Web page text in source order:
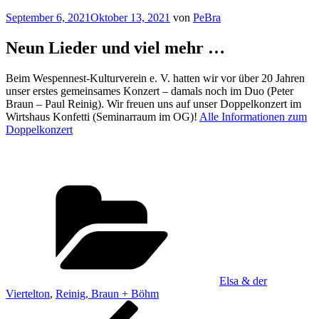
Veröffentlicht
September 6, 2021Oktober 13, 2021 von PeBra
Neun Lieder und viel mehr …
Beim Wespennest-Kulturverein e. V. hatten wir vor über 20 Jahren
unser erstes gemeinsames Konzert – damals noch im Duo (Peter
Braun – Paul Reinig). Wir freuen uns auf unser Doppelkonzert im
Wirtshaus Konfetti (Seminarraum im OG)! Alle Informationen zum
Doppelkonzert
Elsa & der
Viertelton, Reinig, Braun + Böhm
Beitragsnavigation